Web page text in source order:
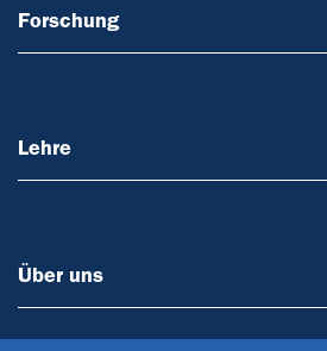
Forschung
Lehre
Über uns